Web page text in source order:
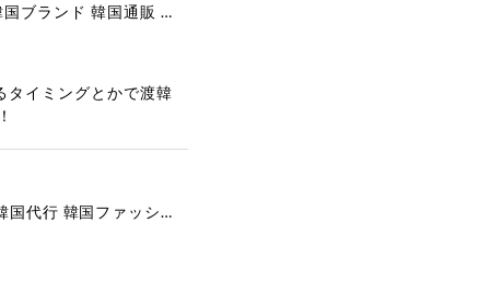
[COOR][WOMEN] Faux Suede Three-Button Blazer (Dark Brown) 正規品 韓国ブランド 韓国通販 韓国代行 韓国ファッション クール クーア クアー 日本 店舗
タイミングとかで渡韓
[COYSEIO] COY BUMBLE SNEAKERS GREY 正規品 韓国ブランド 韓国通販 韓国代行 韓国ファッション コイセイオ 日本 店舗